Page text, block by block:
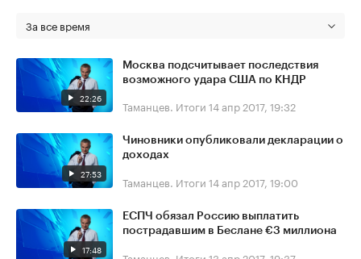
За все время
22:26
Москва подсчитывает последствия
возможного удара США по КНДР
Таманцев. Итоги 14 апр 2017, 19:32
27:53
Чиновники опубликовали декларации о
доходах
Таманцев. Итоги 14 апр 2017, 19:00
17:48
ЕСПЧ обязал Россию выплатить
пострадавшим в Беслане €3 миллиона